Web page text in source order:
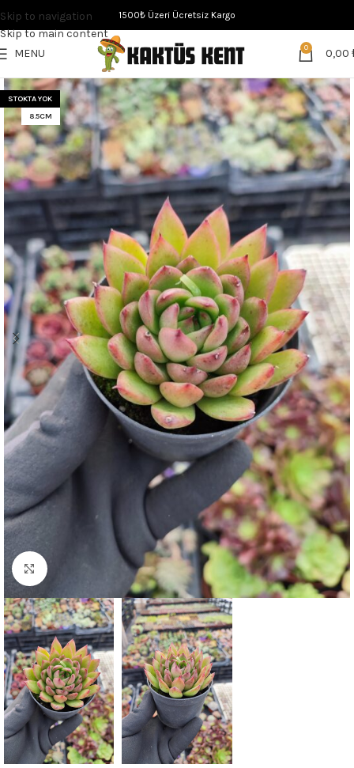
Skip to navigation
Skip to main content
1500₺ Üzeri Ücretsiz Kargo
MENU 0 0,00
STOKTA YOK
8.5CM
Click to enlarge